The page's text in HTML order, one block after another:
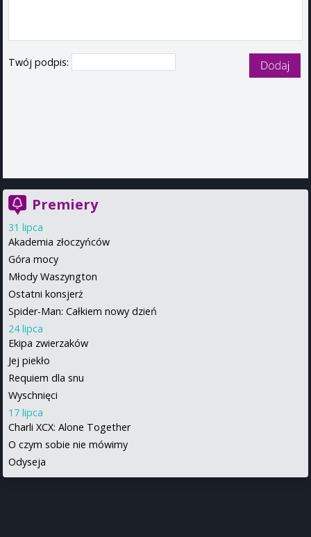
Twój podpis:
Premiery
31 lipca
Akademia złoczyńców
Góra mocy
Młody Waszyngton
Ostatni konsjerż
Spider-Man: Całkiem nowy dzień
24 lipca
Ekipa zwierzaków
Jej piekło
Requiem dla snu
Wyschnięci
17 lipca
Charli XCX: Alone Together
O czym sobie nie mówimy
Odyseja